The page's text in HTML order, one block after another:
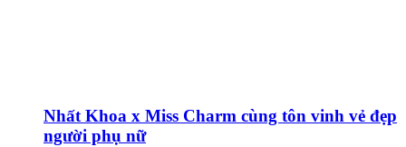
Nhất Khoa x Miss Charm cùng tôn vinh vẻ đẹp
người phụ nữ